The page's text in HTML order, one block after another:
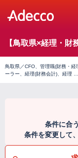
【鳥取県×経理・財
鳥取県／CFO、管理職(財務・
ーラー、経理(財務会計)、経理 …
条件に合
条件を変更して